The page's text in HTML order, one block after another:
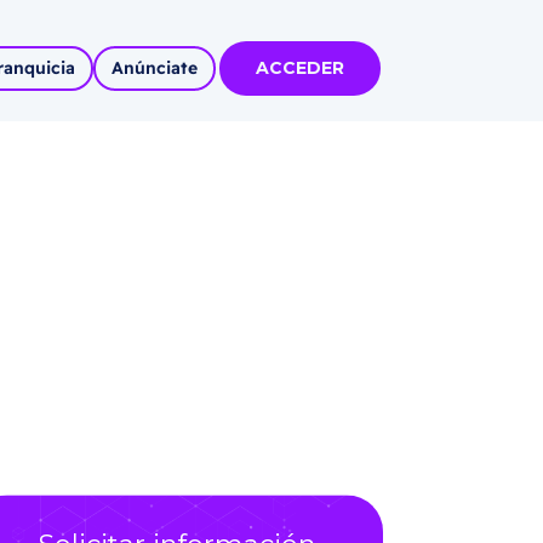
MÁS
tu Marca
Anúnciate ACCEDER